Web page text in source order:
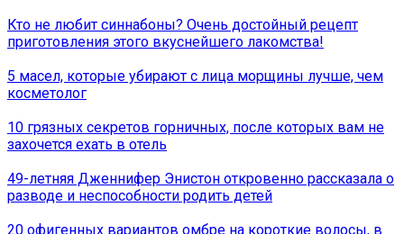
Кто не любит синнабоны? Очень достойный рецепт
приготовления этого вкуснейшего лакомства!
5 масел, которые убирают с лица морщины лучше, чем
косметолог
10 грязных секретов горничных, после которых вам не
захочется ехать в отель
49-летняя Дженнифер Энистон откровенно рассказала о
разводе и неспособности родить детей
20 офигенных вариантов омбре на короткие волосы, в